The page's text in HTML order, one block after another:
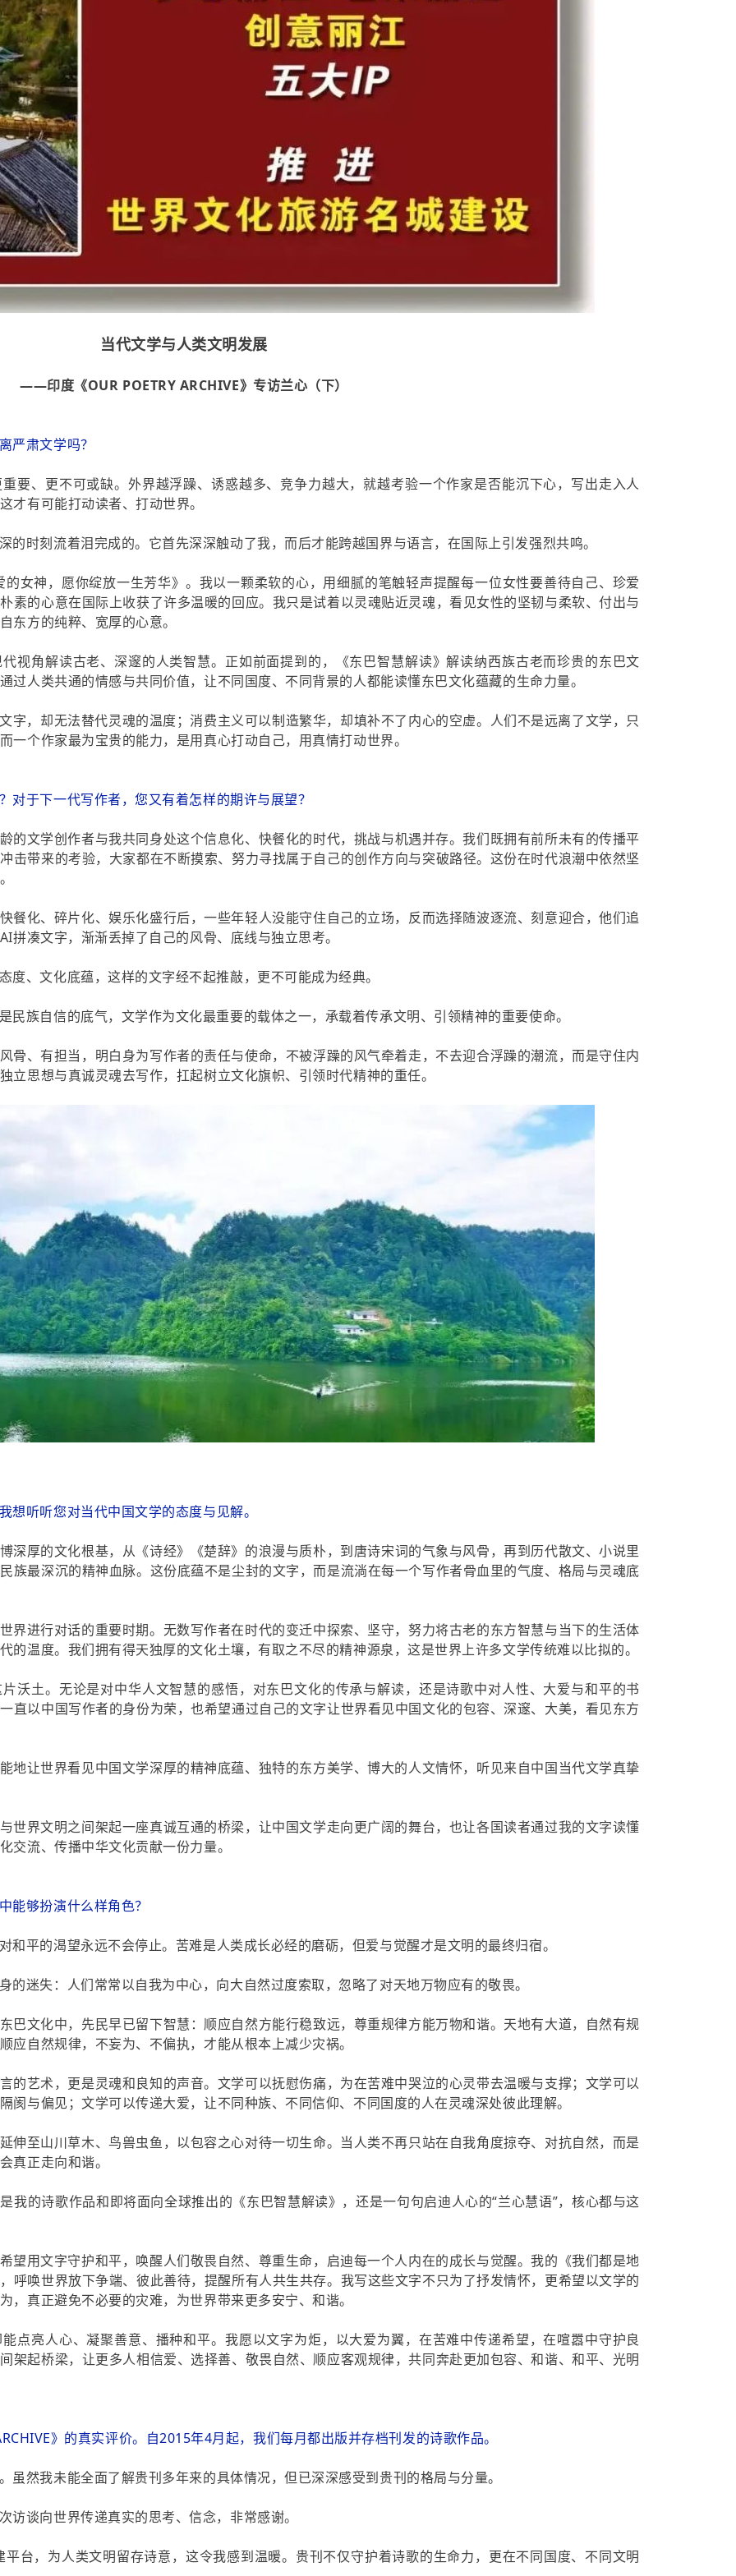
当代文学与人类文明发展
——印度《OUR POETRY ARCHIVE》专访兰心（下）
严肃文学吗？
要、更不可或缺。外界越浮躁、诱惑越多、竞争力越大，就越考验一个作家是否能沉下心，写出走入人
才有可能打动读者、打动世界。
的时刻流着泪完成的。它首先深深触动了我，而后才能跨越国界与语言，在国际上引发强烈共鸣。
女神，愿你绽放一生芳华》。我以一颗柔软的心，用细腻的笔触轻声提醒每一位女性要善待自己、珍爱
素的心意在国际上收获了许多温暖的回应。我只是试着以灵魂贴近灵魂，看见女性的坚韧与柔软、付出与
东方的纯粹、宽厚的心意。
视角解读古老、深邃的人类智慧。正如前面提到的，《东巴智慧解读》解读纳西族古老而珍贵的东巴文
过人类共通的情感与共同价值，让不同国度、不同背景的人都能读懂东巴文化蕴藏的生命力量。
字，却无法替代灵魂的温度；消费主义可以制造繁华，却填补不了内心的空虚。人们不是远离了文学，只
一个作家最为宝贵的能力，是用真心打动自己，用真情打动世界。
对于下一代写作者，您又有着怎样的期许与展望？
的文学创作者与我共同身处这个信息化、快餐化的时代，挑战与机遇并存。我们既拥有前所未有的传播平
击带来的考验，大家都在不断摸索、努力寻找属于自己的创作方向与突破路径。这份在时代浪潮中依然坚
餐化、碎片化、娱乐化盛行后，一些年轻人没能守住自己的立场，反而选择随波逐流、刻意迎合，他们追
凑文字，渐渐丢掉了自己的风骨、底线与独立思考。
、文化底蕴，这样的文字经不起推敲，更不可能成为经典。
民族自信的底气，文学作为文化最重要的载体之一，承载着传承文明、引领精神的重要使命。
骨、有担当，明白身为写作者的责任与使命，不被浮躁的风气牵着走，不去迎合浮躁的潮流，而是守住内
立思想与真诚灵魂去写作，扛起树立文化旗帜、引领时代精神的重任。
想听听您对当代中国文学的态度与见解。
深厚的文化根基，从《诗经》《楚辞》的浪漫与质朴，到唐诗宋词的气象与风骨，再到历代散文、小说里
族最深沉的精神血脉。这份底蕴不是尘封的文字，而是流淌在每一个写作者骨血里的气度、格局与灵魂底
界进行对话的重要时期。无数写作者在时代的变迁中探索、坚守，努力将古老的东方智慧与当下的生活体
的温度。我们拥有得天独厚的文化土壤，有取之不尽的精神源泉，这是世界上许多文学传统难以比拟的。
沃土。无论是对中华人文智慧的感悟，对东巴文化的传承与解读，还是诗歌中对人性、大爱与和平的书
直以中国写作者的身份为荣，也希望通过自己的文字让世界看见中国文化的包容、深邃、大美，看见东方
地让世界看见中国文学深厚的精神底蕴、独特的东方美学、博大的人文情怀，听见来自中国当代文学真挚
世界文明之间架起一座真诚互通的桥梁，让中国文学走向更广阔的舞台，也让各国读者通过我的文字读懂
交流、传播中华文化贡献一份力量。
能够扮演什么样角色？
和平的渴望永远不会停止。苦难是人类成长必经的磨砺，但爱与觉醒才是文明的最终归宿。
的迷失：人们常常以自我为中心，向大自然过度索取，忽略了对天地万物应有的敬畏。
巴文化中，先民早已留下智慧：顺应自然方能行稳致远，尊重规律方能万物和谐。天地有大道，自然有规
自然规律，不妄为、不偏执，才能从根本上减少灾祸。
的艺术，更是灵魂和良知的声音。文学可以抚慰伤痛，为在苦难中哭泣的心灵带去温暖与支撑；文学可以
阂与偏见；文学可以传递大爱，让不同种族、不同信仰、不同国度的人在灵魂深处彼此理解。
伸至山川草木、鸟兽虫鱼，以包容之心对待一切生命。当人类不再只站在自我角度掠夺、对抗自然，而是
真正走向和谐。
我的诗歌作品和即将面向全球推出的《东巴智慧解读》，还是一句句启迪人心的“兰心慧语”，核心都与这
望用文字守护和平，唤醒人们敬畏自然、尊重生命，启迪每一个人内在的成长与觉醒。我的《我们都是地
呼唤世界放下争端、彼此善待，提醒所有人共生共存。我写这些文字不只为了抒发情怀，更希望以文学的
真正避免不必要的灾难，为世界带来更多安宁、和谐。
点亮人心、凝聚善意、播种和平。我愿以文字为炬，以大爱为翼，在苦难中传递希望，在喧嚣中守护良
架起桥梁，让更多人相信爱、选择善、敬畏自然、顺应客观规律，共同奔赴更加包容、和谐、和平、光明
》的真实评价。自2015年4月起，我们每月都出版并存档刊发的诗歌作品。
虽然我未能全面了解贵刊多年来的具体情况，但已深深感受到贵刊的格局与分量。
谈向世界传递真实的思考、信念，非常感谢。
台，为人类文明留存诗意，这令我感到温暖。贵刊不仅守护着诗歌的生命力，更在不同国度、不同文明